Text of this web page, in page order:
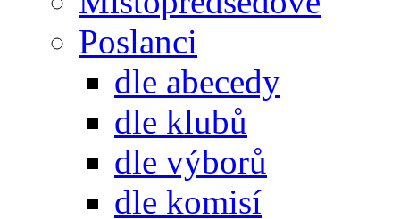
Poslanci
dle abecedy
dle klubů
dle výborů
dle komisí